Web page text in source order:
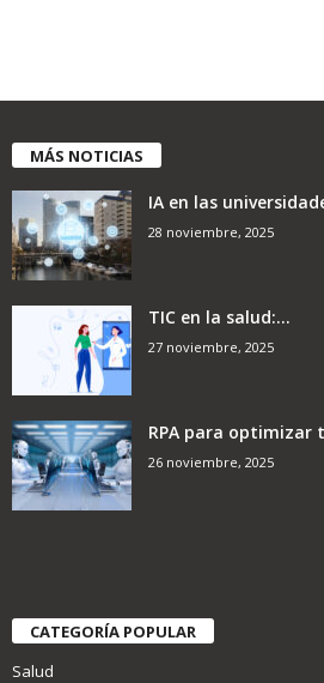
MÁS NOTICIAS
IA en las
28 noviembre, 2025
TIC en la salud:...
27 noviembre, 2025
RPA para optimizar
26 noviembre, 2025
CATEGORÍA POPULAR
Salud